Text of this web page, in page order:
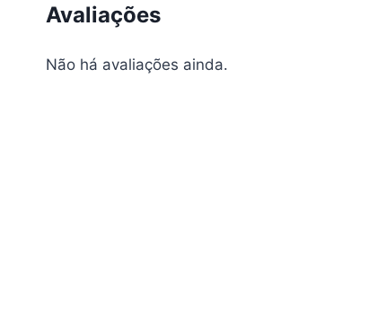
Avaliações
Não há avaliações ainda.